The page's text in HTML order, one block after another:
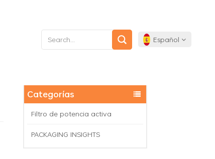
Español
English
Categorías
Filtro de potencia activa
PACKAGING INSIGHTS